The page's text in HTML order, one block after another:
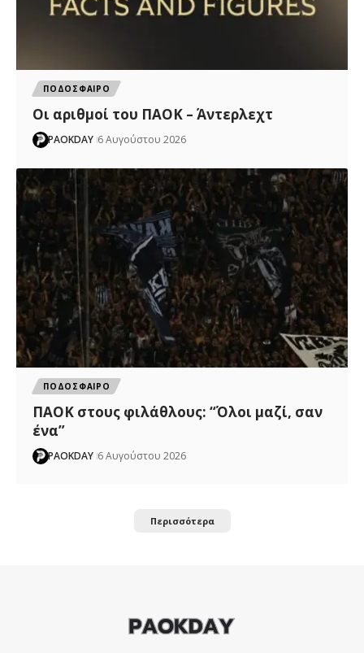
ΠΟΔΟΣΦΑΙΡΟ
Oι αριθμοί του ΠΑΟΚ – Άντερλεχτ
PAOKDAY 6 Αυγούστου 2026
ΠΟΔΟΣΦΑΙΡΟ
ΠΑΟΚ στους φιλάθλους: “Όλοι μαζί, σαν
ένα”
PAOKDAY 6 Αυγούστου 2026
Περισσότερα